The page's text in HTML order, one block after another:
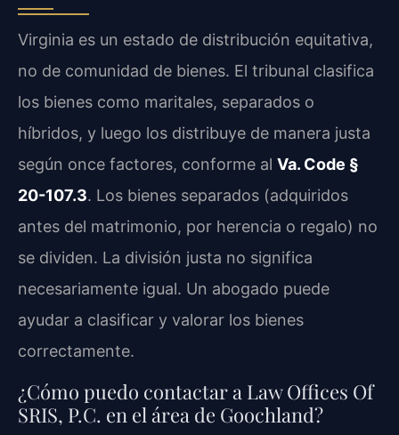
Virginia es un estado de distribución equitativa,
no de comunidad de bienes. El tribunal clasifica
los bienes como maritales, separados o
híbridos, y luego los distribuye de manera justa
según once factores, conforme al Va. Code §
20-107.3. Los bienes separados (adquiridos
antes del matrimonio, por herencia o regalo) no
se dividen. La división justa no significa
necesariamente igual. Un abogado puede
ayudar a clasificar y valorar los bienes
correctamente.
¿Cómo puedo contactar a Law Offices Of
SRIS, P.C. en el área de Goochland?